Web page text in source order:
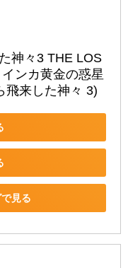
神々3 THE LOS
ンカ黄金の惑星
飛来した神々 3)
見る